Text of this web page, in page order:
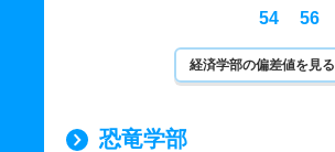
54 56
経済学部の偏差値を見る
恐竜学部